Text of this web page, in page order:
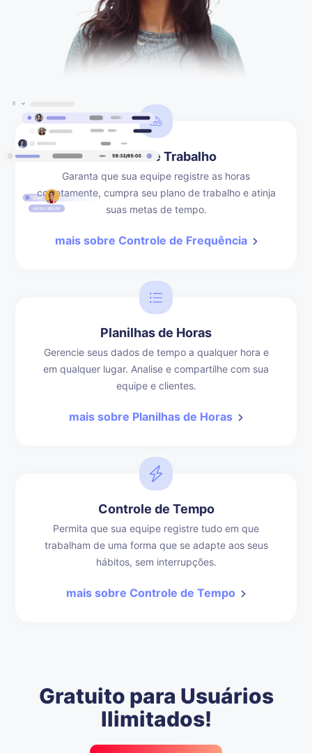
Escalas de Trabalho
Garanta que sua equipe registre as horas
corretamente, cumpra seu plano de trabalho e atinja
suas metas de tempo.
mais sobre Controle de Frequência
Planilhas de Horas
Gerencie seus dados de tempo a qualquer hora e
em qualquer lugar. Analise e compartilhe com sua
equipe e clientes.
mais sobre Planilhas de Horas
Controle de Tempo
Permita que sua equipe registre tudo em que
trabalham de uma forma que se adapte aos seus
hábitos, sem interrupções.
mais sobre Controle de Tempo
Gratuito para Usuários
Ilimitados!